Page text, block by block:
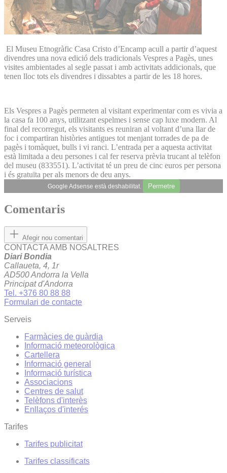
El Museu Etnogràfic Casa Cristo d’Encamp acull a partir d’aquest
divendres una nova edició dels tradicionals Vespres a Pagès, unes
visites ambientades al segle passat i amb activitats addicionals, que
tenen lloc tots els divendres i dissabtes a partir de les 18 hores.
Els Vespres a Pagès permeten al visitant experimentar com es vivia a
la casa fa 100 anys, utilitzant espelmes i sense cap luxe modern. Al
final del recorregut, els visitants es reuniran al voltant d’una llar de
foc i compartiran històries antigues tot menjant torrades de pa de
pagès i tomàquet, bulls i vi ranci. L’entrada per a aquesta activitat
està limitada a deu persones i cal fer reserva prèvia trucant al telèfon
del museu (833551). L’activitat té un preu de cinc euros per persona
i és gratuïta per als menors de deu anys.
Google Adsense està deshabilitat. Permetre
Comentaris
Afegir nou comentari
CONTACTA AMB NOSALTRES
Diari Bondia
Callaueta, 4, 1r
AD500 Andorra la Vella
Principat d'Andorra
Tel. +376 80 88 88
Formulari de contacte
Serveis
Farmàcies de guàrdia
Informació meteorològica
Cartellera
Informació general
Informació turística
Associacions
Centres de salut
Telèfons d'interès
Enllaços d'interés
Tarifes
Tarifes publicitat
Tarifes classificats